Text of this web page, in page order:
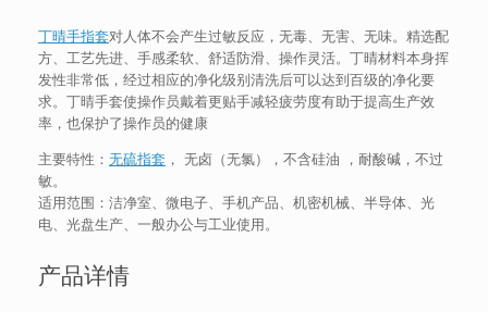
丁晴手指套对人体不会产生过敏反应，无毒、无害、无味。精选配
方、工艺先进、手感柔软、舒适防滑、操作灵活。丁晴材料本身挥
发性非常低，经过相应的净化级别清洗后可以达到百级的净化要
求。丁晴手套使操作员戴着更贴手减轻疲劳度有助于提高生产效
率，也保护了操作员的健康
主要特性： 无硫指套 ， 无卤（无氯），不含硅油 ，耐酸碱，不过
敏。
适用范围：洁净室、微电子、手机产品、机密机械、半导体、光
电、光盘生产、一般办公与工业使用。
产品详情